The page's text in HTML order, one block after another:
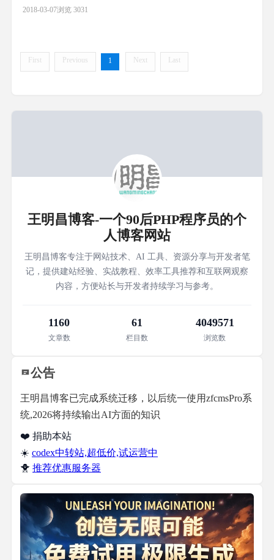
跨模版使用 4.TP5获取模块名/控制器名/方法名
2018-03-07浏览 3031
First Previous 1 Next Last
王明昌博客-一个90后PHP程序员的个
人博客网站
王明昌博客专注于网站技术、AI 工具、资源分享与开发者笔
记，提供建站经验、实战教程、效率工具推荐和互联网观察
内容，方便站长与开发者持续学习与参考。
1160
文章数
61
栏目数
4049571
浏览数
公告
王明昌博客已完成系统迁移，以后统一使用zfcmsPro系
统,2026将持续输出AI方面的知识
❤️ 捐助本站
☀️ codex中转站,超低价,试运营中
🐥 推荐优惠服务器